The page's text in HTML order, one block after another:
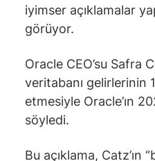
iyimser açıklamalar
görüyor.
Oracle CEO’su Safra
veritabanı gelirlerinin
etmesiyle Oracle’ın
söyledi.
Bu açıklama, Catz’ın